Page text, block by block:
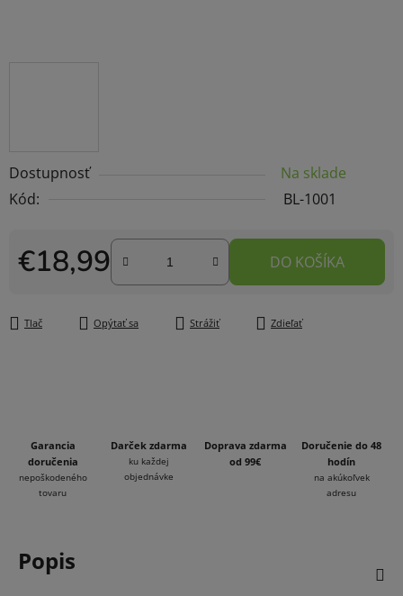
Dostupnosť
Na sklade
Kód:
BL-1001
€18,99
Jednotková cena:
DO KOŠÍKA
Tlač Opýtať sa Strážiť Zdieľať
Garancia
doručenia
nepoškodeného
tovaru
Darček zdarma
ku každej
objednávke
Doprava zdarma
od 99€
Doručenie do 48
hodín
na akúkoľvek
adresu
Popis